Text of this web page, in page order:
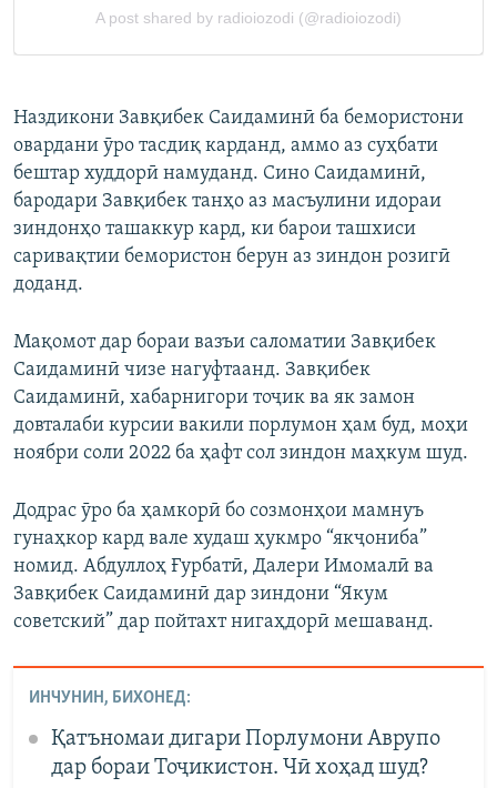
Наздикони Завқибек Саидаминӣ ба бемористони
овардани ӯро тасдиқ карданд, аммо аз суҳбати
бештар худдорӣ намуданд. Сино Саидаминӣ,
бародари Завқибек танҳо аз масъулини идораи
зиндонҳо ташаккур кард, ки барои ташхиси
саривақтии бемористон берун аз зиндон розигӣ
доданд.
Мақомот дар бораи вазъи саломатии Завқибек
Саидаминӣ чизе нагуфтаанд. Завқибек
Саидаминӣ, хабарнигори тоҷик ва як замон
довталаби курсии вакили порлумон ҳам буд, моҳи
ноябри соли 2022 ба ҳафт сол зиндон маҳкум шуд.
Додрас ӯро ба ҳамкорӣ бо созмонҳои мамнуъ
гунаҳкор кард вале худаш ҳукмро “якҷониба”
номид. Абдуллоҳ Ғурбатӣ, Далери Имомалӣ ва
Завқибек Саидаминӣ дар зиндони “Якум
советский” дар пойтахт нигаҳдорӣ мешаванд.
ИНЧУНИН, БИХОНЕД:
Қатъномаи дигари Порлумони Аврупо
дар бораи Тоҷикистон. Чӣ хоҳад шуд?